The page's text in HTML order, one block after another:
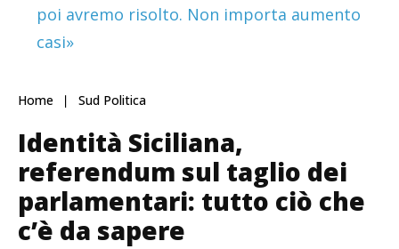
poi avremo risolto. Non importa aumento
casi»
Home Sud Politica
Identità Siciliana,
referendum sul taglio dei
parlamentari: tutto ciò che
c’è da sapere